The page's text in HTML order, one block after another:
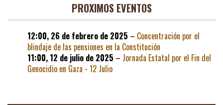
PROXIMOS EVENTOS
12:00, 26 de febrero de 2025 – Concentración por el
blindaje de las pensiones en la Constitución
11:00, 12 de julio de 2025 – Jornada Estatal por el Fin del
Genocidio en Gaza - 12 Julio